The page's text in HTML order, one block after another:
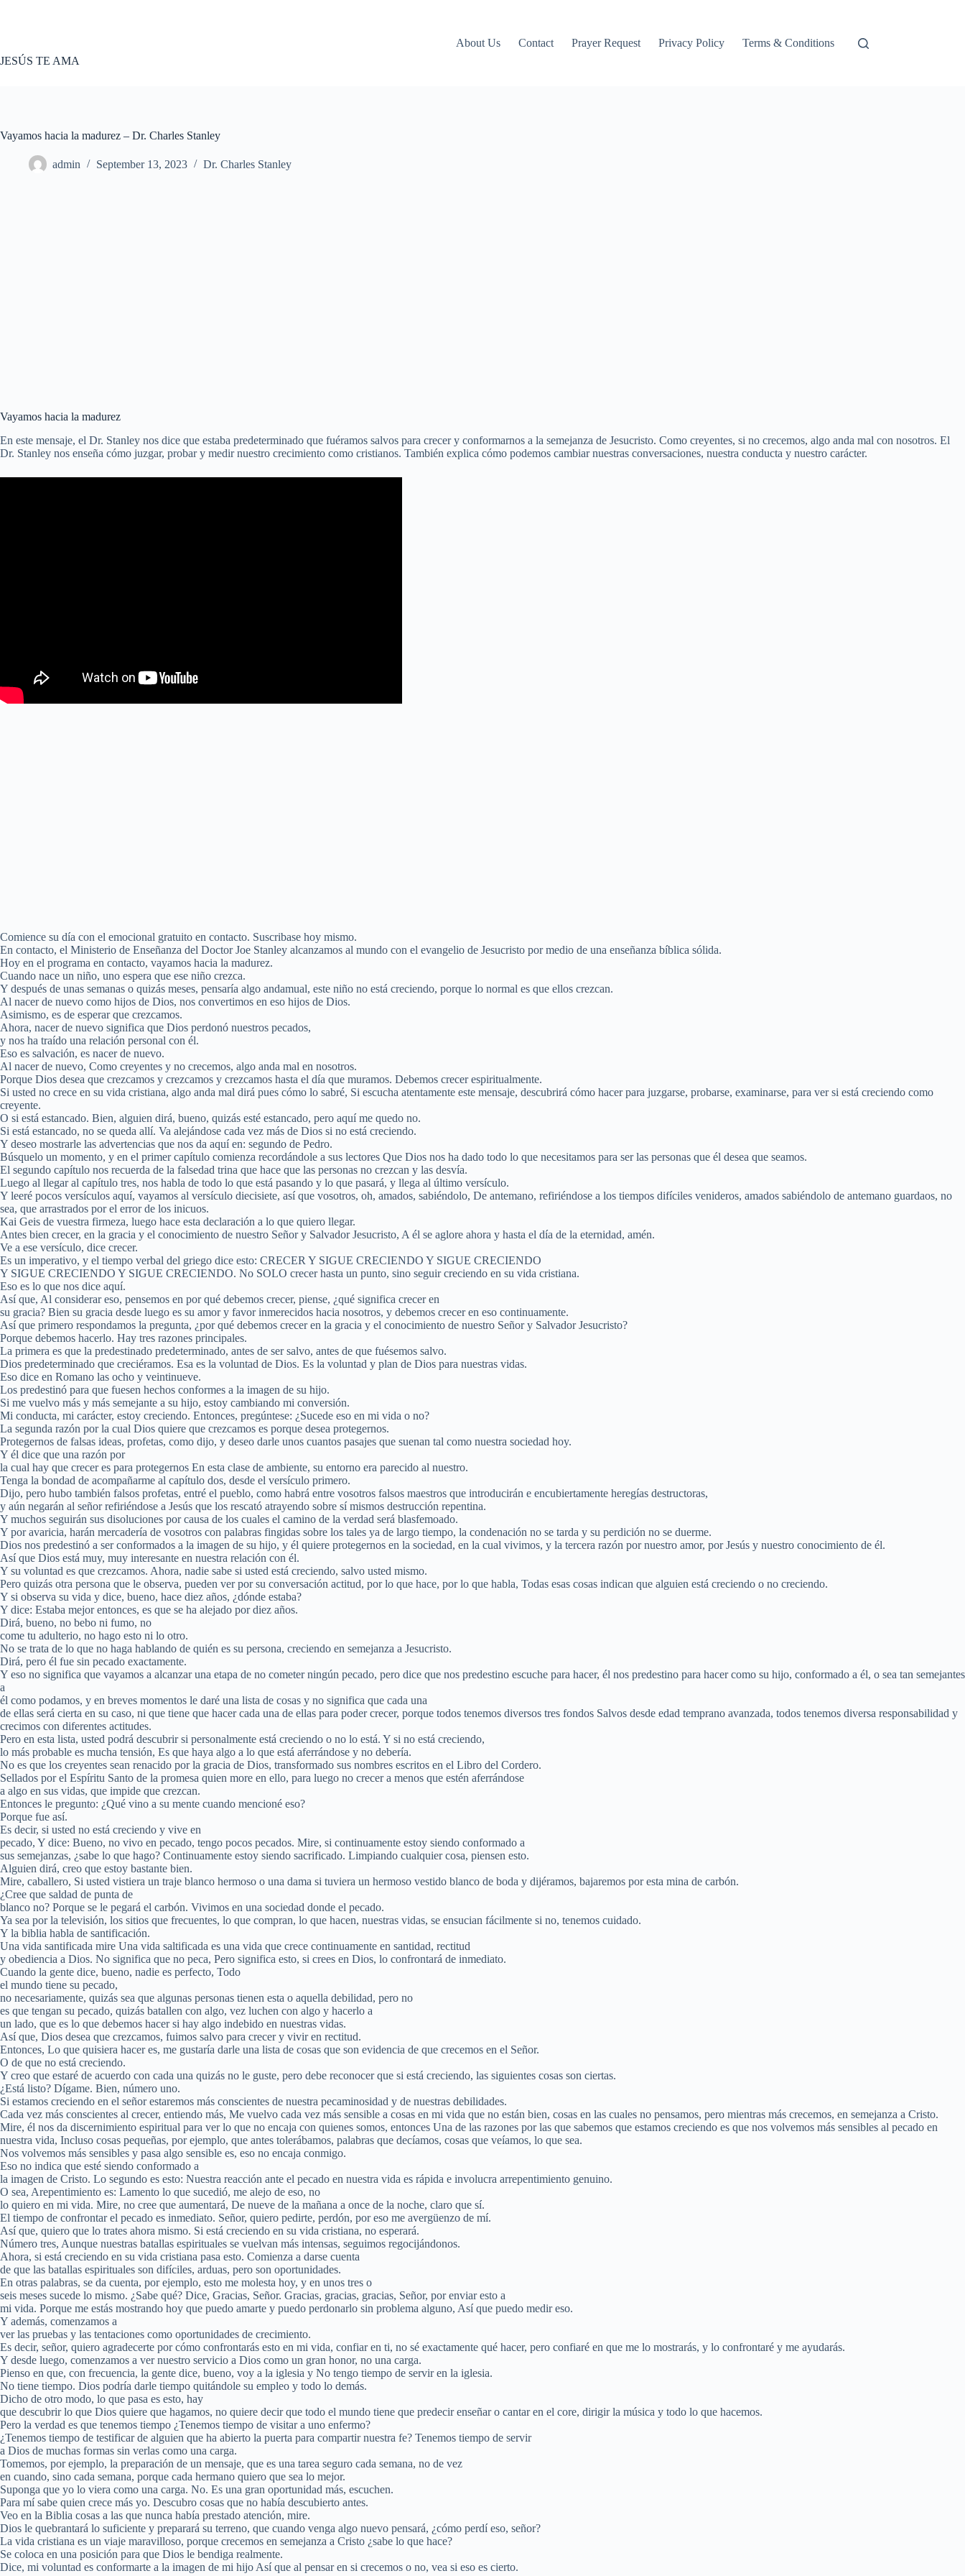
JESÚS TE AMA
About Us Contact Prayer Request Privacy Policy Terms & Conditions
Vayamos hacia la madurez – Dr. Charles Stanley
admin September 13, 2023 Dr. Charles Stanley
Vayamos hacia la madurez
En este mensaje, el Dr. Stanley nos dice que estaba predeterminado que fuéramos salvos para crecer y conformarnos a la semejanza de Jesucristo. Como creyentes, si no crecemos, algo anda mal con nosotros. El
Dr. Stanley nos enseña cómo juzgar, probar y medir nuestro crecimiento como cristianos. También explica cómo podemos cambiar nuestras conversaciones, nuestra conducta y nuestro carácter.
Comience su día con el emocional gratuito en contacto. Suscribase hoy mismo.
En contacto, el Ministerio de Enseñanza del Doctor Joe Stanley alcanzamos al mundo con el evangelio de Jesucristo por medio de una enseñanza bíblica sólida.
Hoy en el programa en contacto, vayamos hacia la madurez.
Cuando nace un niño, uno espera que ese niño crezca.
Y después de unas semanas o quizás meses, pensaría algo andamual, este niño no está creciendo, porque lo normal es que ellos crezcan.
Al nacer de nuevo como hijos de Dios, nos convertimos en eso hijos de Dios.
Asimismo, es de esperar que crezcamos.
Ahora, nacer de nuevo significa que Dios perdonó nuestros pecados,
y nos ha traído una relación personal con él.
Eso es salvación, es nacer de nuevo.
Al nacer de nuevo, Como creyentes y no crecemos, algo anda mal en nosotros.
Porque Dios desea que crezcamos y crezcamos y crezcamos hasta el día que muramos. Debemos crecer espiritualmente.
Si usted no crece en su vida cristiana, algo anda mal dirá pues cómo lo sabré, Si escucha atentamente este mensaje, descubrirá cómo hacer para juzgarse, probarse, examinarse, para ver si está creciendo como
creyente.
O si está estancado. Bien, alguien dirá, bueno, quizás esté estancado, pero aquí me quedo no.
Si está estancado, no se queda allí. Va alejándose cada vez más de Dios si no está creciendo.
Y deseo mostrarle las advertencias que nos da aquí en: segundo de Pedro.
Búsquelo un momento, y en el primer capítulo comienza recordándole a sus lectores Que Dios nos ha dado todo lo que necesitamos para ser las personas que él desea que seamos.
El segundo capítulo nos recuerda de la falsedad trina que hace que las personas no crezcan y las desvía.
Luego al llegar al capítulo tres, nos habla de todo lo que está pasando y lo que pasará, y llega al último versículo.
Y leeré pocos versículos aquí, vayamos al versículo diecisiete, así que vosotros, oh, amados, sabiéndolo, De antemano, refiriéndose a los tiempos difíciles venideros, amados sabiéndolo de antemano guardaos, no
sea, que arrastrados por el error de los inicuos.
Kai Geis de vuestra firmeza, luego hace esta declaración a lo que quiero llegar.
Antes bien crecer, en la gracia y el conocimiento de nuestro Señor y Salvador Jesucristo, A él se aglore ahora y hasta el día de la eternidad, amén.
Ve a ese versículo, dice crecer.
Es un imperativo, y el tiempo verbal del griego dice esto: CRECER Y SIGUE CRECIENDO Y SIGUE CRECIENDO
Y SIGUE CRECIENDO Y SIGUE CRECIENDO. No SOLO crecer hasta un punto, sino seguir creciendo en su vida cristiana.
Eso es lo que nos dice aquí.
Así que, Al considerar eso, pensemos en por qué debemos crecer, piense, ¿qué significa crecer en
su gracia? Bien su gracia desde luego es su amor y favor inmerecidos hacia nosotros, y debemos crecer en eso continuamente.
Así que primero respondamos la pregunta, ¿por qué debemos crecer en la gracia y el conocimiento de nuestro Señor y Salvador Jesucristo?
Porque debemos hacerlo. Hay tres razones principales.
La primera es que la predestinado predeterminado, antes de ser salvo, antes de que fuésemos salvo.
Dios predeterminado que creciéramos. Esa es la voluntad de Dios. Es la voluntad y plan de Dios para nuestras vidas.
Eso dice en Romano las ocho y veintinueve.
Los predestinó para que fuesen hechos conformes a la imagen de su hijo.
Si me vuelvo más y más semejante a su hijo, estoy cambiando mi conversión.
Mi conducta, mi carácter, estoy creciendo. Entonces, pregúntese: ¿Sucede eso en mi vida o no?
La segunda razón por la cual Dios quiere que crezcamos es porque desea protegernos.
Protegernos de falsas ideas, profetas, como dijo, y deseo darle unos cuantos pasajes que suenan tal como nuestra sociedad hoy.
Y él dice que una razón por
la cual hay que crecer es para protegernos En esta clase de ambiente, su entorno era parecido al nuestro.
Tenga la bondad de acompañarme al capítulo dos, desde el versículo primero.
Dijo, pero hubo también falsos profetas, entré el pueblo, como habrá entre vosotros falsos maestros que introducirán e encubiertamente heregías destructoras,
y aún negarán al señor refiriéndose a Jesús que los rescató atrayendo sobre sí mismos destrucción repentina.
Y muchos seguirán sus disoluciones por causa de los cuales el camino de la verdad será blasfemoado.
Y por avaricia, harán mercadería de vosotros con palabras fingidas sobre los tales ya de largo tiempo, la condenación no se tarda y su perdición no se duerme.
Dios nos predestinó a ser conformados a la imagen de su hijo, y él quiere protegernos en la sociedad, en la cual vivimos, y la tercera razón por nuestro amor, por Jesús y nuestro conocimiento de él.
Así que Dios está muy, muy interesante en nuestra relación con él.
Y su voluntad es que crezcamos. Ahora, nadie sabe si usted está creciendo, salvo usted mismo.
Pero quizás otra persona que le observa, pueden ver por su conversación actitud, por lo que hace, por lo que habla, Todas esas cosas indican que alguien está creciendo o no creciendo.
Y si observa su vida y dice, bueno, hace diez años, ¿dónde estaba?
Y dice: Estaba mejor entonces, es que se ha alejado por diez años.
Dirá, bueno, no bebo ni fumo, no
come tu adulterio, no hago esto ni lo otro.
No se trata de lo que no haga hablando de quién es su persona, creciendo en semejanza a Jesucristo.
Dirá, pero él fue sin pecado exactamente.
Y eso no significa que vayamos a alcanzar una etapa de no cometer ningún pecado, pero dice que nos predestino escuche para hacer, él nos predestino para hacer como su hijo, conformado a él, o sea tan semejantes
a
él como podamos, y en breves momentos le daré una lista de cosas y no significa que cada una
de ellas será cierta en su caso, ni que tiene que hacer cada una de ellas para poder crecer, porque todos tenemos diversos tres fondos Salvos desde edad temprano avanzada, todos tenemos diversa responsabilidad y
crecimos con diferentes actitudes.
Pero en esta lista, usted podrá descubrir si personalmente está creciendo o no lo está. Y si no está creciendo,
lo más probable es mucha tensión, Es que haya algo a lo que está aferrándose y no debería.
No es que los creyentes sean renacido por la gracia de Dios, transformado sus nombres escritos en el Libro del Cordero.
Sellados por el Espíritu Santo de la promesa quien more en ello, para luego no crecer a menos que estén aferrándose
a algo en sus vidas, que impide que crezcan.
Entonces le pregunto: ¿Qué vino a su mente cuando mencioné eso?
Porque fue así.
Es decir, si usted no está creciendo y vive en
pecado, Y dice: Bueno, no vivo en pecado, tengo pocos pecados. Mire, si continuamente estoy siendo conformado a
sus semejanzas, ¿sabe lo que hago? Continuamente estoy siendo sacrificado. Limpiando cualquier cosa, piensen esto.
Alguien dirá, creo que estoy bastante bien.
Mire, caballero, Si usted vistiera un traje blanco hermoso o una dama si tuviera un hermoso vestido blanco de boda y dijéramos, bajaremos por esta mina de carbón.
¿Cree que saldad de punta de
blanco no? Porque se le pegará el carbón. Vivimos en una sociedad donde el pecado.
Ya sea por la televisión, los sitios que frecuentes, lo que compran, lo que hacen, nuestras vidas, se ensucian fácilmente si no, tenemos cuidado.
Y la biblia habla de santificación.
Una vida santificada mire Una vida saltificada es una vida que crece continuamente en santidad, rectitud
y obediencia a Dios. No significa que no peca, Pero significa esto, si crees en Dios, lo confrontará de inmediato.
Cuando la gente dice, bueno, nadie es perfecto, Todo
el mundo tiene su pecado,
no necesariamente, quizás sea que algunas personas tienen esta o aquella debilidad, pero no
es que tengan su pecado, quizás batallen con algo, vez luchen con algo y hacerlo a
un lado, que es lo que debemos hacer si hay algo indebido en nuestras vidas.
Así que, Dios desea que crezcamos, fuimos salvo para crecer y vivir en rectitud.
Entonces, Lo que quisiera hacer es, me gustaría darle una lista de cosas que son evidencia de que crecemos en el Señor.
O de que no está creciendo.
Y creo que estaré de acuerdo con cada una quizás no le guste, pero debe reconocer que si está creciendo, las siguientes cosas son ciertas.
¿Está listo? Dígame. Bien, número uno.
Si estamos creciendo en el señor estaremos más conscientes de nuestra pecaminosidad y de nuestras debilidades.
Cada vez más conscientes al crecer, entiendo más, Me vuelvo cada vez más sensible a cosas en mi vida que no están bien, cosas en las cuales no pensamos, pero mientras más crecemos, en semejanza a Cristo.
Mire, él nos da discernimiento espiritual para ver lo que no encaja con quienes somos, entonces Una de las razones por las que sabemos que estamos creciendo es que nos volvemos más sensibles al pecado en
nuestra vida, Incluso cosas pequeñas, por ejemplo, que antes tolerábamos, palabras que decíamos, cosas que veíamos, lo que sea.
Nos volvemos más sensibles y pasa algo sensible es, eso no encaja conmigo.
Eso no indica que esté siendo conformado a
la imagen de Cristo. Lo segundo es esto: Nuestra reacción ante el pecado en nuestra vida es rápida e involucra arrepentimiento genuino.
O sea, Arepentimiento es: Lamento lo que sucedió, me alejo de eso, no
lo quiero en mi vida. Mire, no cree que aumentará, De nueve de la mañana a once de la noche, claro que sí.
El tiempo de confrontar el pecado es inmediato. Señor, quiero pedirte, perdón, por eso me avergüenzo de mí.
Así que, quiero que lo trates ahora mismo. Si está creciendo en su vida cristiana, no esperará.
Número tres, Aunque nuestras batallas espirituales se vuelvan más intensas, seguimos regocijándonos.
Ahora, si está creciendo en su vida cristiana pasa esto. Comienza a darse cuenta
de que las batallas espirituales son difíciles, arduas, pero son oportunidades.
En otras palabras, se da cuenta, por ejemplo, esto me molesta hoy, y en unos tres o
seis meses sucede lo mismo. ¿Sabe qué? Dice, Gracias, Señor. Gracias, gracias, gracias, Señor, por enviar esto a
mi vida. Porque me estás mostrando hoy que puedo amarte y puedo perdonarlo sin problema alguno, Así que puedo medir eso.
Y además, comenzamos a
ver las pruebas y las tentaciones como oportunidades de crecimiento.
Es decir, señor, quiero agradecerte por cómo confrontarás esto en mi vida, confiar en ti, no sé exactamente qué hacer, pero confiaré en que me lo mostrarás, y lo confrontaré y me ayudarás.
Y desde luego, comenzamos a ver nuestro servicio a Dios como un gran honor, no una carga.
Pienso en que, con frecuencia, la gente dice, bueno, voy a la iglesia y No tengo tiempo de servir en la iglesia.
No tiene tiempo. Dios podría darle tiempo quitándole su empleo y todo lo demás.
Dicho de otro modo, lo que pasa es esto, hay
que descubrir lo que Dios quiere que hagamos, no quiere decir que todo el mundo tiene que predecir enseñar o cantar en el core, dirigir la música y todo lo que hacemos.
Pero la verdad es que tenemos tiempo ¿Tenemos tiempo de visitar a uno enfermo?
¿Tenemos tiempo de testificar de alguien que ha abierto la puerta para compartir nuestra fe? Tenemos tiempo de servir
a Dios de muchas formas sin verlas como una carga.
Tomemos, por ejemplo, la preparación de un mensaje, que es una tarea seguro cada semana, no de vez
en cuando, sino cada semana, porque cada hermano quiero que sea lo mejor.
Suponga que yo lo viera como una carga. No. Es una gran oportunidad más, escuchen.
Para mí sabe quien crece más yo. Descubro cosas que no había descubierto antes.
Veo en la Biblia cosas a las que nunca había prestado atención, mire.
Dios le quebrantará lo suficiente y preparará su terreno, que cuando venga algo nuevo pensará, ¿cómo perdí eso, señor?
La vida cristiana es un viaje maravilloso, porque crecemos en semejanza a Cristo ¿sabe lo que hace?
Se coloca en una posición para que Dios le bendiga realmente.
Dice, mi voluntad es conformarte a la imagen de mi hijo Así que al pensar en si crecemos o no, vea si eso es cierto.